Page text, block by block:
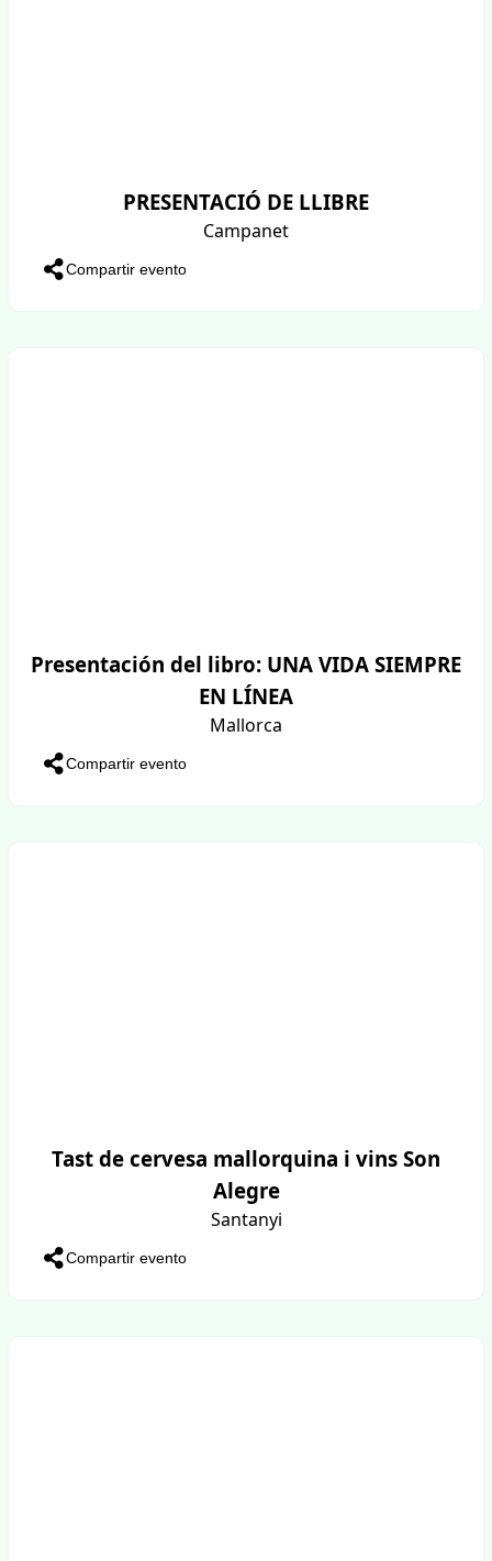
PRESENTACIÓ DE LLIBRE
Campanet
Compartir evento
Presentación del libro: UNA VIDA SIEMPRE
EN LÍNEA
Mallorca
Compartir evento
Tast de cervesa mallorquina i vins Son
Alegre
Santanyi
Compartir evento